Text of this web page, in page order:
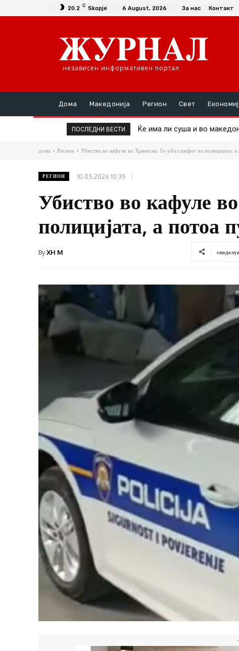
20.2 C Skopje 6 August, 2026 За нас Контакт
независен информативен портал
Дома Македонија Регион Свет
ПОСЛЕДНИ ВЕСТИ Ќе има ли суша и во
Пекол во Србија: Изгоре
дома Регион Убиство во кафуле во Хрватска: Го убил шефот на полицијата, а
РЕГИОН 10.05.2026 10:35
Убиство во кафуле
полицијата, а потоа
ByXH M